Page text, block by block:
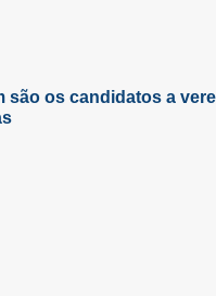
são os candidatos a